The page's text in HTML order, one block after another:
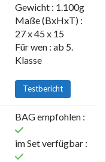
Gewicht : 1.100g
Maße (BxHxT) :
27 x 45 x 15
Für wen : ab 5.
Klasse
Testbericht
BAG empfohlen :
im Set verfügbar :